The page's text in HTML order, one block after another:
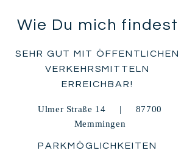
Wie Du mich findest
SEHR GUT MIT ÖFFENTLICHEN
VERKEHRSMITTELN
ERREICHBAR!
Ulmer Straße 14 | 87700
Memmingen
PARKMÖGLICHKEITEN